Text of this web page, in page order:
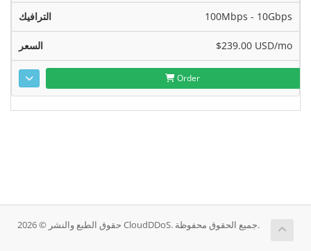
100Mbps - 10Gbps
$239.00 USD/mo
Order
حقوق الطبع والنشر © 2026 CloudDDoS. جميع الحقوق محفوظة.